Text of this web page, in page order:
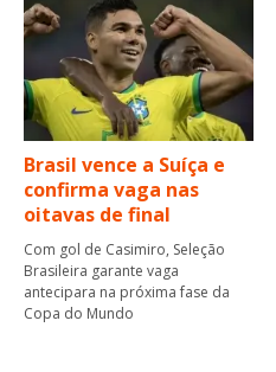
Brasil vence a Suíça e
confirma vaga nas
oitavas de final
Com gol de Casimiro, Seleção
Brasileira garante vaga
antecipara na próxima fase da
Copa do Mundo